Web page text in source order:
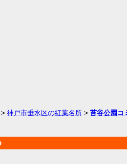
> 神戸市垂水区の紅葉名所 > 苔谷公園コ